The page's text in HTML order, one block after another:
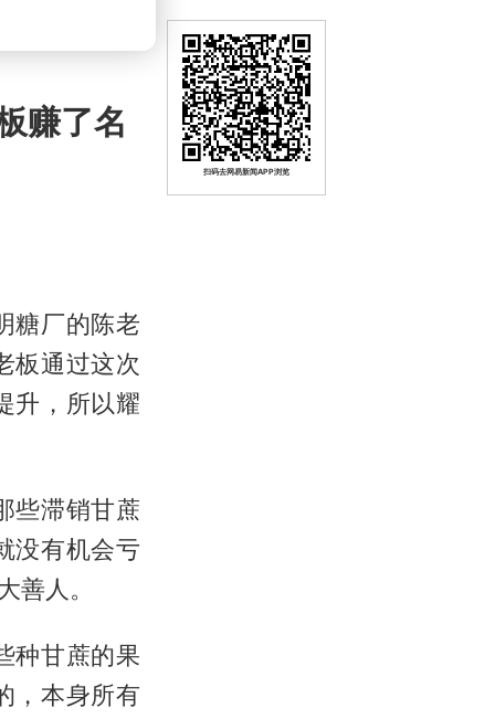
赚了名
糖厂的陈老
板通过这次
升，所以耀
些滞销甘蔗
没有机会亏
善人。
种甘蔗的果
，本身所有
扫码去网易新闻APP浏览